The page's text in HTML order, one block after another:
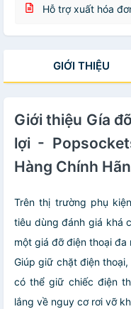
Hỗ trợ xuất hóa
GIỚI THIỆU
Giới thiệu Gía
lợi -
Hàng Chính
Trên thị trường phụ
tiêu dùng đánh giá khá
một giá đỡ điện thoại
Giúp giữ chặt điện
có thể giữ chiếc điện
lắng về nguy cơ rơi vỡ